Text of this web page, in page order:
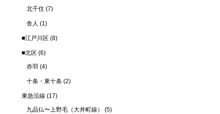
北千住 (7)
舎人 (1)
■江戸川区 (8)
■北区 (6)
赤羽 (4)
十条・東十条 (2)
東急沿線 (17)
九品仏〜上野毛（大井町線）
(5)